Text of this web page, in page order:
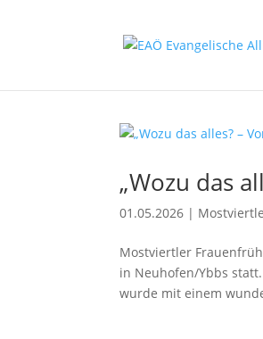
„Wozu das
01.05.2026 |
Mostviertler
in Neuhofen/Ybbs
wurde mit einem